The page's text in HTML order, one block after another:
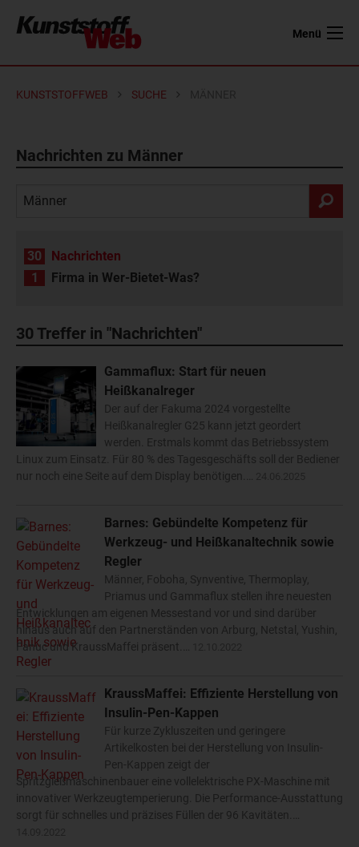
Menü
KUNSTSTOFFWEB SUCHE
Nachrichten zu Männer
30
Nachrichten
1
Firma in Wer-Bietet-Was?
30 Treffer in "Nachrichten"
Gammaflux: Start für neuen
Heißkanalreger
Der auf der Fakuma 2024 vorgestellte
Heißkanalregler G25 kann jetzt geordert
werden. Erstmals kommt das Betriebssystem
Linux zum Einsatz. Für 80 % des Tagesgeschäfts soll der Bediener
nur noch eine Seite auf dem Display benötigen.…
Barnes: Gebündelte Kompetenz für
Werkzeug- und Heißkanaltechnik sowie
Regler
Männer, Foboha, Synventive, Thermoplay,
Priamus und Gammaflux stellen ihre neuesten
Entwicklungen am eigenen Messestand vor und sind darüber
hinaus auch auf den Partnerständen von Arburg, Netstal, Yushin,
Fanuc und KraussMaffei präsent.…
KraussMaffei: Effiziente Herstellung von
Insulin-Pen-Kappen
Für kurze Zykluszeiten und geringere
Artikelkosten bei der Herstellung von Insulin-
Pen-Kappen zeigt der
Spritzgießmaschinenbauer eine vollelektrische PX-Maschine mit
innovativer Werkzeugtemperierung. Die Performance-Ausstattung
sorgt für schnelles und präzises Füllen der 96 Kavitäten.…